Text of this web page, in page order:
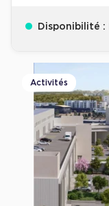
Livrets blancs &
Disponibilité :
Activités